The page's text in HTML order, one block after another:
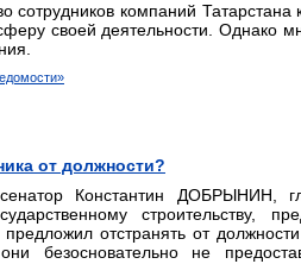
сотрудников компаний
своей деятельности. Однако
от должности?
Константин ДОБРЫНИН,
строительству,
предложил отстранять от
безосновательно не